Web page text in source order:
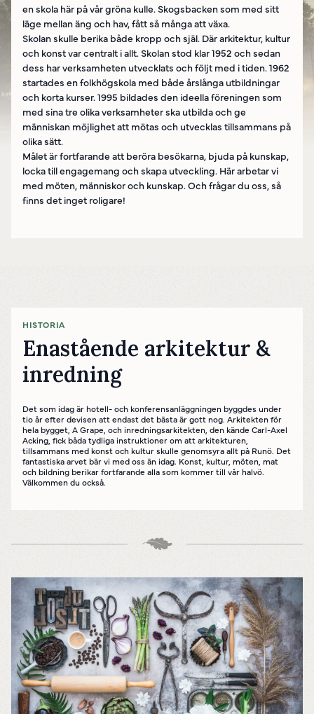
en skola här på vår gröna kulle. Skogsbacken som med sitt
läge mellan äng och hav, fått så många att växa.
Skolan skulle berika både kropp och själ. Där arkitektur, kultur
och konst var centralt i allt. Skolan stod klar 1952 och sedan
dess har verksamheten utvecklats och följt med i tiden. 1962
startades en folkhögskola med både årslånga utbildningar
och korta kurser. 1995 bildades den ideella föreningen som
med sina tre olika verksamheter ska utbilda och ge
människan möjlighet att mötas och utvecklas tillsammans på
olika sätt.
Målet är fortfarande att beröra besökarna, bjuda på kunskap,
locka till engagemang och skapa utveckling. Här arbetar vi
med möten, människor och kunskap. Och frågar du oss, så
finns det inget roligare!
HISTORIA
Enastående arkitektur &
inredning
Det som idag är hotell- och konferensanläggningen byggdes under
tio år efter devisen att endast det bästa är gott nog. Arkitekten för
hela bygget, A Grape, och inredningsarkitekten, den kände Carl-Axel
Acking, fick båda tydliga instruktioner om att arkitekturen,
tillsammans med konst och kultur skulle genomsyra allt på Runö. Det
fantastiska arvet bär vi med oss än idag. Konst, kultur, möten, mat
och bildning berikar fortfarande alla som kommer till vår halvö.
Välkommen du också.